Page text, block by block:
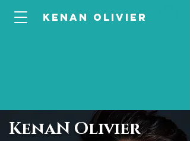
KENAN OLIVIEr
KenaN Olivier